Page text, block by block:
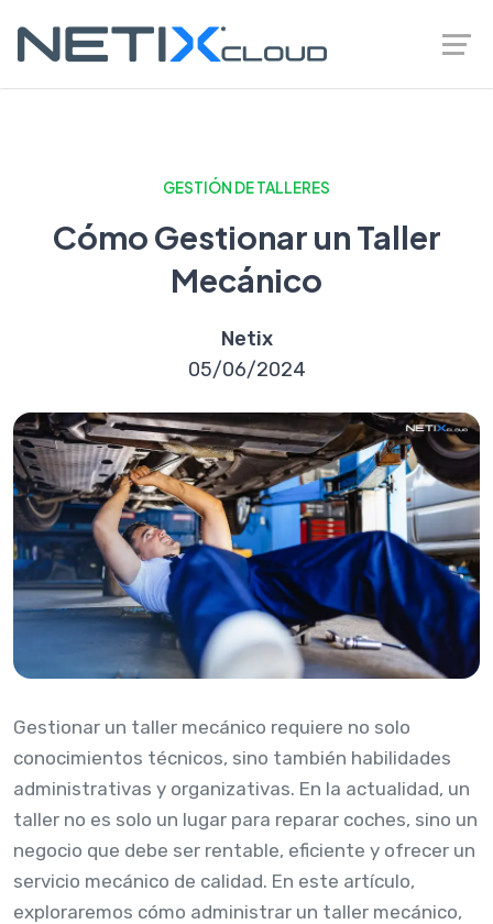
GESTIÓN DE TALLERES
Cómo Gestionar un Taller
Mecánico
Netix
05/06/2024
Gestionar un taller mecánico requiere no solo
conocimientos técnicos, sino también habilidades
administrativas y organizativas. En la actualidad, un
taller no es solo un lugar para reparar coches, sino un
negocio que debe ser rentable, eficiente y ofrecer un
servicio mecánico de calidad. En este artículo,
exploraremos cómo administrar un taller mecánico,